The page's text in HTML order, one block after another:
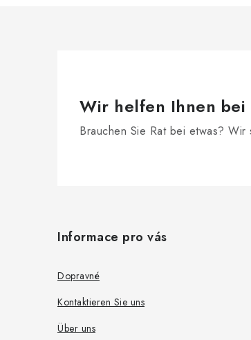
L
i
s
t
e
Wir helfen Ihnen bei
Brauchen Sie Rat bei etwas?
Informace pro vás
Dopravné
Kontaktieren Sie uns
Über uns